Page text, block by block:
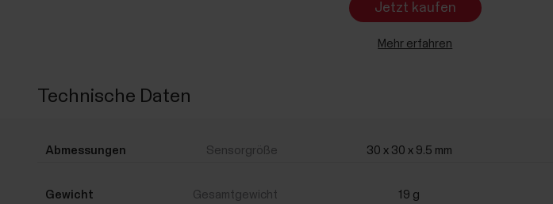
Jetzt kaufen
Mehr erfahren
Technische Daten
Abmessungen Sensorgröße 30 x 30 x 9.5 mm
Gewicht Gesamtgewicht 19 g